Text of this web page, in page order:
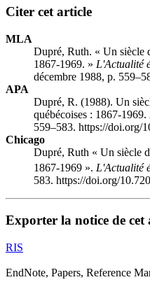
Citer cet article
MLA
Dupré, Ruth. « Un siècle
1867-1969. » L'Actualité
décembre 1988, p.
APA
Dupré, R. (1988). Un
québécoises : 1867-1969.
559–583. https://doi.org/
Chicago
Dupré, Ruth « Un siècle
1867-1969 ». L'Actualité
583. https://doi.org/
Exporter la notice de cet
RIS
EndNote, Papers, Reference